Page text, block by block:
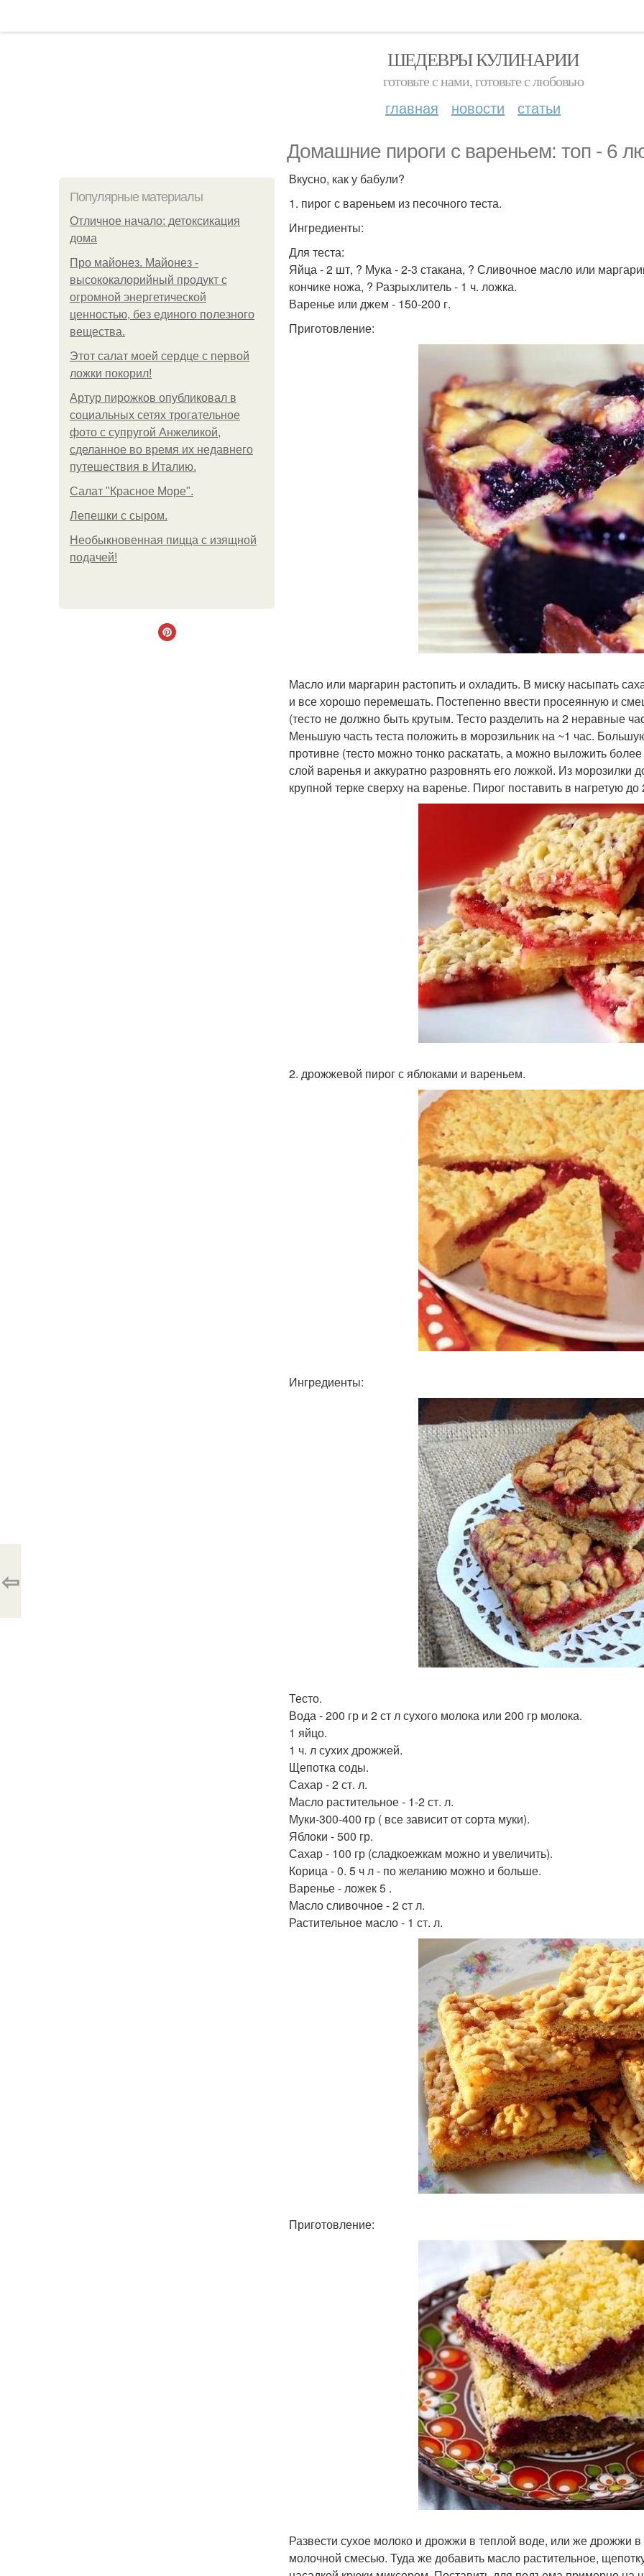
ШЕДЕВРЫ КУЛИНАРИИ
готовьте с нами, готовьте с любовью
главная новости статьи
Домашние пироги с вареньем: топ - 6
Популярные материалы
Отличное начало: детоксикация
дома
Про майонез. Майонез -
высококалорийный продукт с
огромной энергетической
ценностью, без единого полезного
вещества.
Этот салат моей сердце с первой
ложки покорил!
Артур пирожков опубликовал в
социальных сетях трогательное
фото с супругой Анжеликой,
сделанное во время их недавнего
путешествия в Италию.
Салат "Красное Море".
Лепешки с сыром.
Необыкновенная пицца с изящной
подачей!
Вкусно, как у бабули?
1. пирог с вареньем из песочного теста.
Ингредиенты:
Для теста:
Яйца - 2 шт, ? Мука - 2-3 стакана, ? Сливочное масло или
кончике ножа, ? Разрыхлитель - 1 ч. ложка.
Варенье или джем - 150-200 г.
Приготовление:
Масло или маргарин растопить и охладить. В миску насыпать
и все хорошо перемешать. Постепенно ввести просеянную и
(тесто не должно быть крутым. Тесто разделить на 2 неравные
Меньшую часть теста положить в морозильник на ~1 час.
противне (тесто можно тонко раскатать, а можно выложить
слой варенья и аккуратно разровнять его ложкой. Из морозилки
крупной терке сверху на варенье. Пирог поставить в нагретую
2. дрожжевой пирог с яблоками и вареньем.
Ингредиенты:
Тесто.
Вода - 200 гр и 2 ст л сухого молока или 200 гр молока.
1 яйцо.
1 ч. л сухих дрожжей.
Щепотка соды.
Сахар - 2 ст. л.
Масло растительное - 1-2 ст. л.
Муки-300-400 гр ( все зависит от сорта муки).
Яблоки - 500 гр.
Сахар - 100 гр (сладкоежкам можно и увеличить).
Корица - 0. 5 ч л - по желанию можно и больше.
Варенье - ложек 5 .
Масло сливочное - 2 ст л.
Растительное масло - 1 ст. л.
Приготовление:
Развести сухое молоко и дрожжи в теплой воде, или же дрожжи
молочной смесью. Туда же добавить масло растительное,
⇦